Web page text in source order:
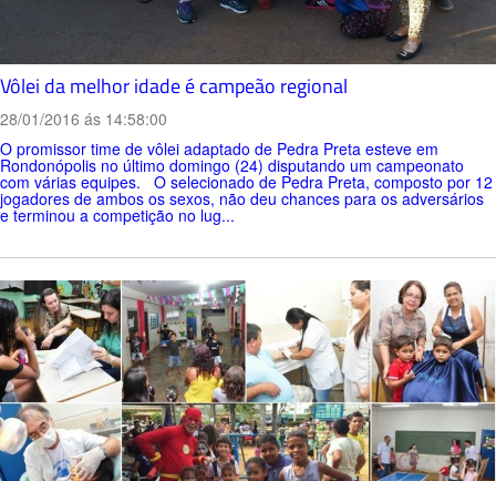
Vôlei da melhor idade é campeão regional
28/01/2016 ás 14:58:00
O promissor time de vôlei adaptado de Pedra Preta esteve em
Rondonópolis no último domingo (24) disputando um campeonato
com várias equipes. O selecionado de Pedra Preta, composto por 12
jogadores de ambos os sexos, não deu chances para os adversários
e terminou a competição no lug...